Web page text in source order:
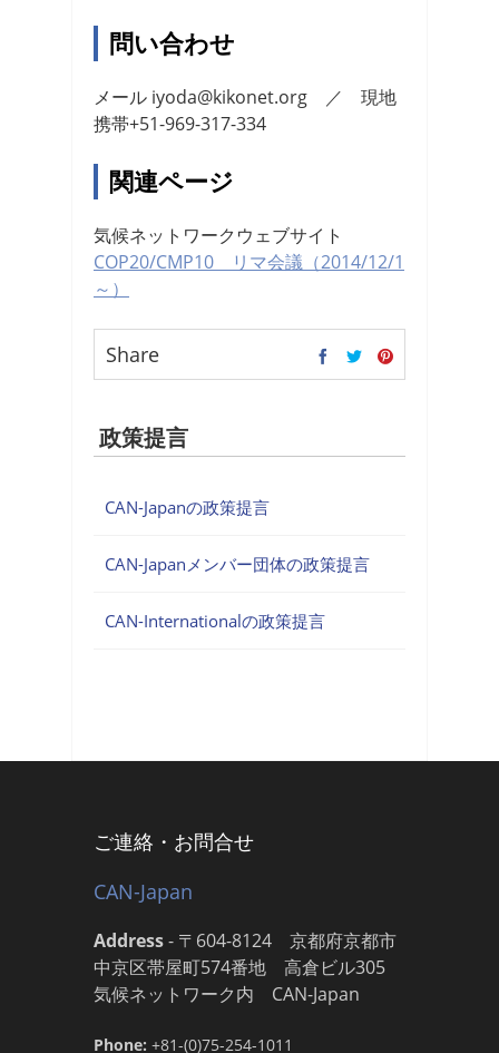
問い合わせ
メール iyoda@kikonet.org ／ 現地
携帯+51-969-317-334
関連ページ
気候ネットワークウェブサイト
COP20/CMP10 リマ会議（2014/12/1
～）
Share
政策提言
CAN-Japanの政策提言
CAN-Japanメンバー団体の政策提言
CAN-Internationalの政策提言
ご連絡・お問合せ
CAN-Japan
Address- 〒604-8124 京都府京都市
中京区帯屋町574番地 高倉ビル305
気候ネットワーク内 CAN-Japan
Phone: +81-(0)75-254-1011